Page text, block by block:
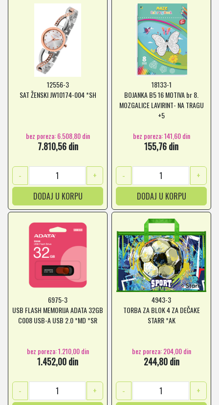
12556-3
SAT ŽENSKI JW10174-004 *SH
bez poreza: 6.508,80 din
7.810,56 din
-
+
DODAJ U KORPU
18133-1
BOJANKA B5 16 MOTIVA br 8.
MOZGALICE LAVIRINT- NA TRAGU
+5
bez poreza: 141,60 din
155,76 din
-
+
DODAJ U KORPU
6975-3
USB FLASH MEMORIJA ADATA 32GB
C008 USB-A USB 2.0 *MD *SR
bez poreza: 1.210,00 din
1.452,00 din
-
+
4943-3
TORBA ZA BLOK 4 ZA DEČAKE
STARR *AK
bez poreza: 204,00 din
244,80 din
-
+